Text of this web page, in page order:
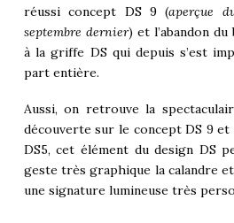
réussi concept DS 9 (aperçue
septembre dernier) et l’abandon du
à la griffe DS qui depuis s’est
part entière.
Aussi, on retrouve la
découverte sur le concept DS 9 et
DS5, cet élément du design DS
geste très graphique la calandre
une signature lumineuse très